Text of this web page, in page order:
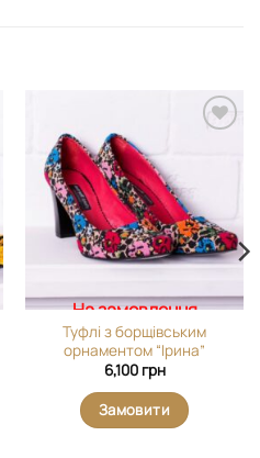
На замовлення
Туфлі з борщівським
орнаментом “Ірина”
6,100 грн
Замовити